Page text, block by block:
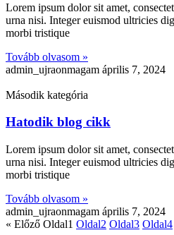
Lorem ipsum dolor sit amet,
urna nisi. Integer euismod ultricies
morbi tristique
Tovább olvasom »
admin_ujraonmagam április 7, 2024
Második kategória
Hatodik blog cikk
Lorem ipsum dolor sit amet,
urna nisi. Integer euismod ultricies
morbi tristique
Tovább olvasom »
admin_ujraonmagam április 7, 2024
« Előző Oldal1 Oldal2 Oldal3 Oldal4